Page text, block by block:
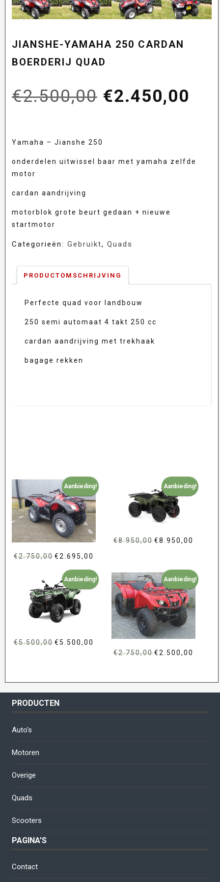
JIANSHE-YAMAHA 250 CARDAN
BOERDERIJ QUAD
€2.500,00
was:
€2.450,00
is:
Yamaha – Jianshe 250
onderdelen uitwissel baar met yamaha zelfde
motor
cardan aandrijving
motorblok grote beurt gedaan + nieuwe
startmotor
Categorieën: Gebruikt, Quads
PRODUCTOMSCHRIJVING
Perfecte quad voor landbouw
250 semi automaat 4 takt 250 cc
cardan aandrijving met trekhaak
bagage rekken
Aanbieding!
€2.750,00 Oorspronkelijke
prijs
was:
€2.750,00.
€2.695,00
prijs
is:
€2.695,00.
Aanbieding!
€8.950,00 Oorspronkelijke
€8.950,00.
€8.950,00
Aanbieding!
€5.500,00 Oorspronkelijke
€5.500,00.
€ 5.500,00
€5.500,00.
Aanbieding!
€2.750,00 Oorspronkelijke
€2.750,00.
€2.500,00
PRODUCTEN
Auto's
Motoren
Overige
Quads
Scooters
PAGINA’S
Contact